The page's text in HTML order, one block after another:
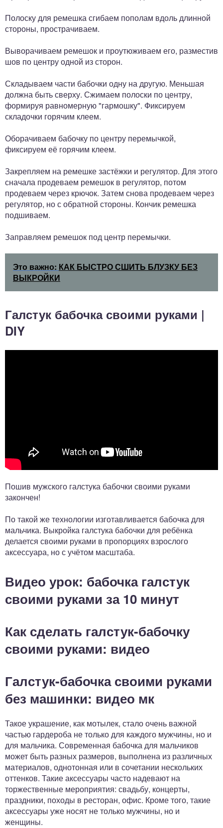
Полоску для ремешка сгибаем пополам вдоль длинной
стороны, прострачиваем.
Выворачиваем ремешок и проутюживаем его, разместив
шов по центру одной из сторон.
Складываем части бабочки одну на другую. Меньшая
должна быть сверху. Сжимаем полоски по центру,
формируя равномерную "гармошку". Фиксируем
складочки горячим клеем.
Оборачиваем бабочку по центру перемычкой,
фиксируем её горячим клеем.
Закрепляем на ремешке застёжки и регулятор. Для этого
сначала продеваем ремешок в регулятор, потом
продеваем через крючок. Затем снова продеваем через
регулятор, но с обратной стороны. Кончик ремешка
подшиваем.
Заправляем ремешок под центр перемычки.
Это важно: КАК БЫСТРО СШИТЬ БЛУЗКУ БЕЗ
ВЫКРОЙКИ
Галстук бабочка своими руками |
DIY
Пошив мужского галстука бабочки своими руками
закончен!
По такой же технологии изготавливается бабочка для
мальчика. Выкройка галстука бабочки для ребёнка
делается своими руками в пропорциях взрослого
аксессуара, но с учётом масштаба.
Видео урок: бабочка галстук
своими руками за 10 минут
Как сделать галстук-бабочку
своими руками: видео
Галстук-бабочка своими руками
без машинки: видео мк
Такое украшение, как мотылек, стало очень важной
частью гардероба не только для каждого мужчины, но и
для мальчика. Современная бабочка для мальчиков
может быть разных размеров, выполнена из различных
материалов, однотонная или в сочетании нескольких
оттенков. Такие аксессуары часто надевают на
торжественные мероприятия: свадьбу, концерты,
праздники, походы в ресторан, офис. Кроме того, такие
аксессуары уже носят не только мужчины, но и
женщины.